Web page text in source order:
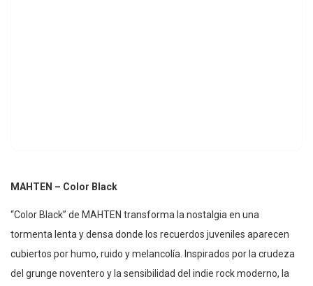
MAHTEN – Color Black
“Color Black” de MAHTEN transforma la nostalgia en una
tormenta lenta y densa donde los recuerdos juveniles aparecen
cubiertos por humo, ruido y melancolía. Inspirados por la crudeza
del grunge noventero y la sensibilidad del indie rock moderno, la